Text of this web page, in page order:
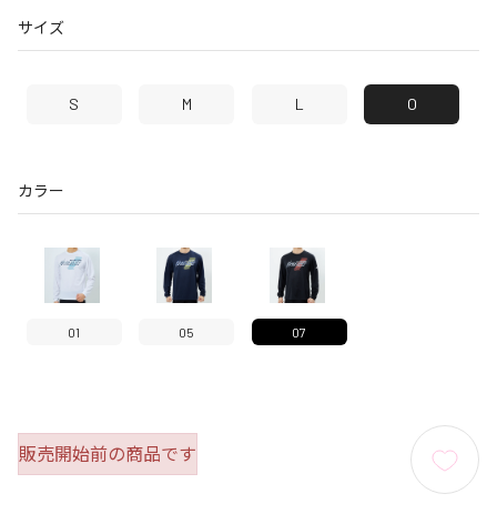
サイズ
S M L O
カラー
01 05 07
販売開始前の商品です